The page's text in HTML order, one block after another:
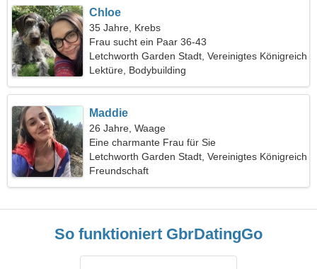
Chloe
35 Jahre, Krebs
Frau sucht ein Paar 36-43
Letchworth Garden Stadt, Vereinigtes Königreich
Lektüre, Bodybuilding
Maddie
26 Jahre, Waage
Eine charmante Frau für Sie
Letchworth Garden Stadt, Vereinigtes Königreich
Freundschaft
So funktioniert GbrDatingGo